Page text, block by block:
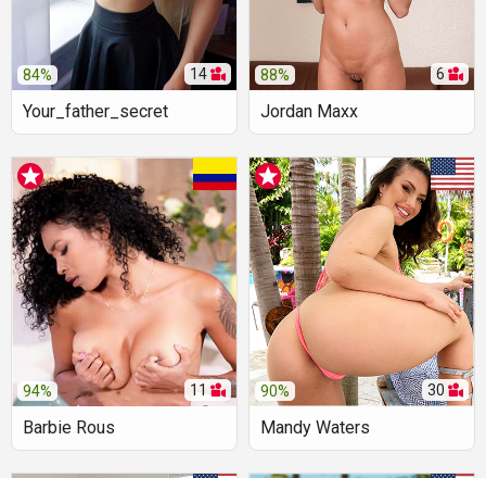
14
84%
Your_father_secret
6
88%
Jordan Maxx
11
94%
Barbie Rous
30
90%
Mandy Waters